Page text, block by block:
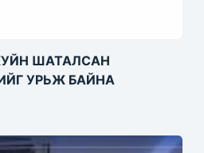
ШАТАЛСАН
УРЬЖ БАЙНА